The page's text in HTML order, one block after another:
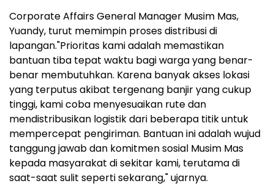
Corporate Affairs General Manager Musim Mas,
Yuandy, turut memimpin proses distribusi di
lapangan."Prioritas kami adalah memastikan
bantuan tiba tepat waktu bagi warga yang benar-
benar membutuhkan. Karena banyak akses lokasi
yang terputus akibat tergenang banjir yang cukup
tinggi, kami coba menyesuaikan rute dan
mendistribusikan logistik dari beberapa titik untuk
mempercepat pengiriman. Bantuan ini adalah wujud
tanggung jawab dan komitmen sosial Musim Mas
kepada masyarakat di sekitar kami, terutama di
saat-saat sulit seperti sekarang," ujarnya.